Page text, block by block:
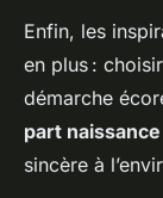
Enfin, les
en plus :
démarche
part
sincère à